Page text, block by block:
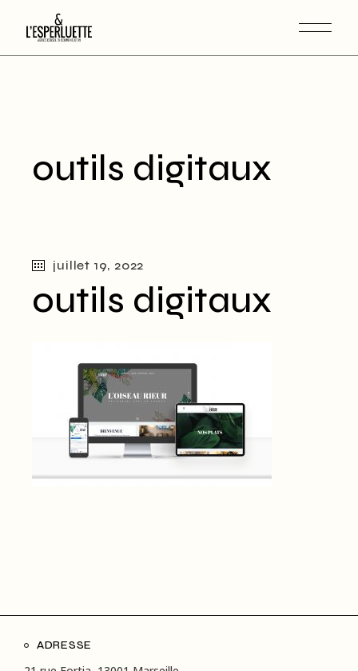
outils digitaux
juillet 19, 2022
outils digitaux
ADRESSE